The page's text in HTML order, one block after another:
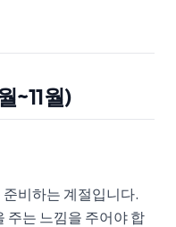
~11월)
비하는 계절입니다.
주는 느낌을 주어야 합